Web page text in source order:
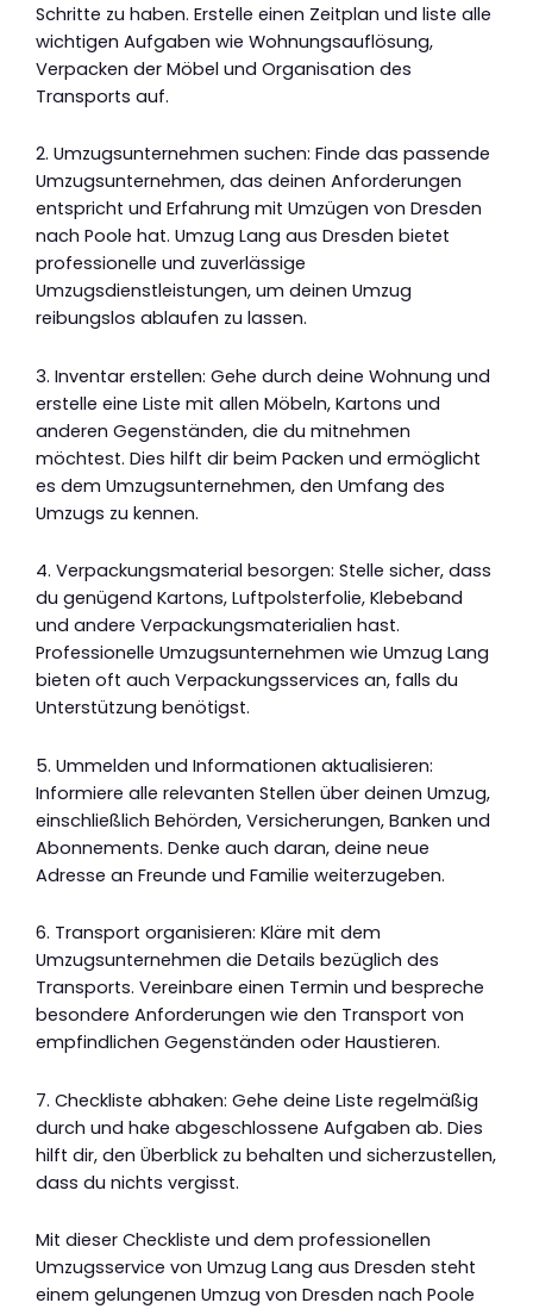
Schritte zu haben. Erstelle einen Zeitplan und liste alle
wichtigen Aufgaben wie Wohnungsauflösung,
Verpacken der Möbel und Organisation des
Transports auf.
2. Umzugsunternehmen suchen: Finde das passende
Umzugsunternehmen, das deinen Anforderungen
entspricht und Erfahrung mit Umzügen von Dresden
nach Poole hat. Umzug Lang aus Dresden bietet
professionelle und zuverlässige
Umzugsdienstleistungen, um deinen Umzug
reibungslos ablaufen zu lassen.
3. Inventar erstellen: Gehe durch deine Wohnung und
erstelle eine Liste mit allen Möbeln, Kartons und
anderen Gegenständen, die du mitnehmen
möchtest. Dies hilft dir beim Packen und ermöglicht
es dem Umzugsunternehmen, den Umfang des
Umzugs zu kennen.
4. Verpackungsmaterial besorgen: Stelle sicher, dass
du genügend Kartons, Luftpolsterfolie, Klebeband
und andere Verpackungsmaterialien hast.
Professionelle Umzugsunternehmen wie Umzug Lang
bieten oft auch Verpackungsservices an, falls du
Unterstützung benötigst.
5. Ummelden und Informationen aktualisieren:
Informiere alle relevanten Stellen über deinen Umzug,
einschließlich Behörden, Versicherungen, Banken und
Abonnements. Denke auch daran, deine neue
Adresse an Freunde und Familie weiterzugeben.
6. Transport organisieren: Kläre mit dem
Umzugsunternehmen die Details bezüglich des
Transports. Vereinbare einen Termin und bespreche
besondere Anforderungen wie den Transport von
empfindlichen Gegenständen oder Haustieren.
7. Checkliste abhaken: Gehe deine Liste regelmäßig
durch und hake abgeschlossene Aufgaben ab. Dies
hilft dir, den Überblick zu behalten und sicherzustellen,
dass du nichts vergisst.
Mit dieser Checkliste und dem professionellen
Umzugsservice von Umzug Lang aus Dresden steht
einem gelungenen Umzug von Dresden nach Poole